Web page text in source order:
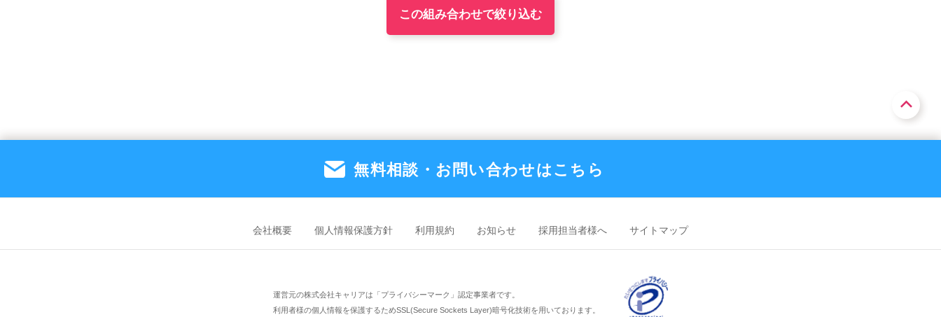
無料相談・お問い合わせはこちら
会社概要 個人情報保護方針 利用規約 お知らせ 採用担当者様へ サイトマップ
運営元の株式会社キャリアは「プライバシーマーク」認定事業者です。
利用者様の個人情報を保護するためSSL(Secure Sockets Layer)暗号化技術を用いております。